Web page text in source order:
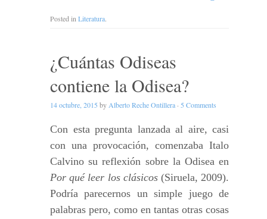
Posted in Literatura.
¿Cuántas Odiseas
contiene la Odisea?
14 octubre, 2015 by Alberto Reche Ontillera · 5 Comments
Con esta pregunta lanzada al aire, casi
con una provocación, comenzaba Italo
Calvino su reflexión sobre la Odisea en
Por qué leer los clásicos(Siruela, 2009).
Podría parecernos un simple juego de
palabras pero, como en tantas otras cosas